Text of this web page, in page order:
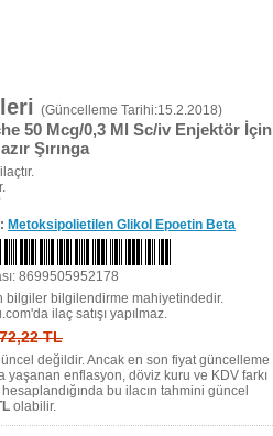
(Güncelleme Tarihi:15.2.2018)
50 Mcg/0,3 Ml Sc/iv Enjektör İçin
Şırınga
Metoksipolietilen Glikol Epoetin Beta
8699505952178
bilgiler bilgilendirme mahiyetindedir.
ilaç satışı yapılmaz.
TL
değildir. Ancak en son fiyat güncelleme
yaşanan enflasyon, döviz kuru ve KDV farkı
bu ilacın tahmini güncel
olabilir.